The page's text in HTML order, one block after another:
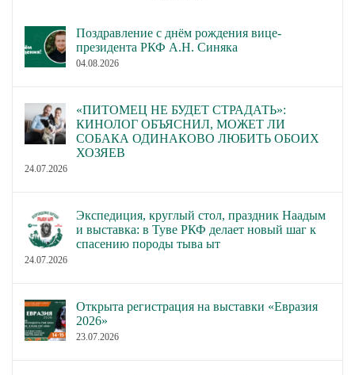
Поздравление с днём рождения вице-
президента РКФ А.Н. Синяка
04.08.2026
«ПИТОМЕЦ НЕ БУДЕТ СТРАДАТЬ»:
КИНОЛОГ ОБЪЯСНИЛ, МОЖЕТ ЛИ
СОБАКА ОДИНАКОВО ЛЮБИТЬ ОБОИХ
ХОЗЯЕВ
24.07.2026
Экспедиция, круглый стол, праздник Наадым
и выставка: в Туве РКФ делает новый шаг к
спасению породы тыва ыт
24.07.2026
Открыта регистрация на выставки «Евразия
2026»
23.07.2026